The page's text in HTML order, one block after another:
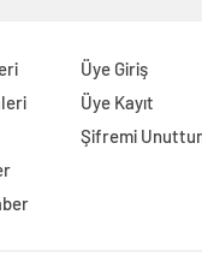
Üye Giriş
Üye Kayıt
Şifremi